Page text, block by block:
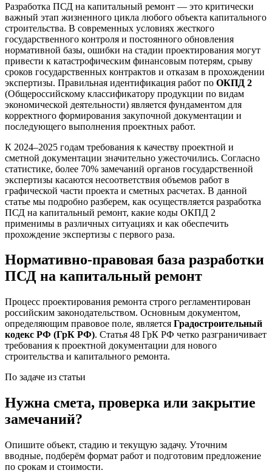
Разработка ПСД на капитальный ремонт — это критически
важный этап жизненного цикла любого объекта капитального
строительства. В современных условиях жесткого
государственного контроля и постоянного обновления
нормативной базы, ошибки на стадии проектирования могут
привести к катастрофическим финансовым потерям, срыву
сроков государственных контрактов и отказам в прохождении
экспертизы. Правильная идентификация работ по ОКПД 2
(Общероссийскому классификатору продукции по видам
экономической деятельности) является фундаментом для
корректного формирования закупочной документации и
последующего выполнения проектных работ.
К 2024–2025 годам требования к качеству проектной и
сметной документации значительно ужесточились. Согласно
статистике, более 70% замечаний органов государственной
экспертизы касаются несоответствия объемов работ в
графической части проекта и сметных расчетах. В данной
статье мы подробно разберем, как осуществляется разработка
ПСД на капитальный ремонт, какие коды ОКПД 2
применимы в различных ситуациях и как обеспечить
прохождение экспертизы с первого раза.
Нормативно-правовая база разработки
ПСД на капитальный ремонт
Процесс проектирования ремонта строго регламентирован
российским законодательством. Основным документом,
определяющим правовое поле, является Градостроительный
кодекс РФ (ГрК РФ). Статья 48 ГрК РФ четко разграничивает
требования к проектной документации для нового
строительства и капитального ремонта.
По задаче из статьи
Нужна смета, проверка или закрытие
замечаний?
Опишите объект, стадию и текущую задачу. Уточним
вводные, подберём формат работ и подготовим предложение
по срокам и стоимости.